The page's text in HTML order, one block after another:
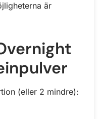
är
(eller 2 mindre):